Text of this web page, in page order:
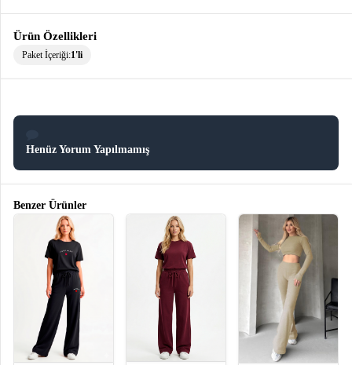
İç
Giyim keyboard_arrow_down
Ürün Özellikleri
Paket İçeriği:1'li
Henüz Yorum Yapılmamış
Benzer Ürünler